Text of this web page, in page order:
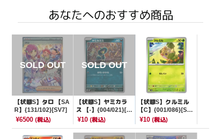
あなたへのおすすめ商品
【状態S】タロ 【SA
R】{131/102}[SV7]
¥6500 (税込)
【状態S】ヤミカラ
ス 【-】{004/021}[M
BG]
¥10(税込)
【状態S】クルミル
【C】{001/086}[SV1
1W]
¥10 (税込)